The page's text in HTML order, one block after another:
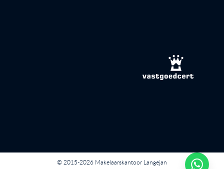
© 2015-2026 Makelaarskantoor Langejan